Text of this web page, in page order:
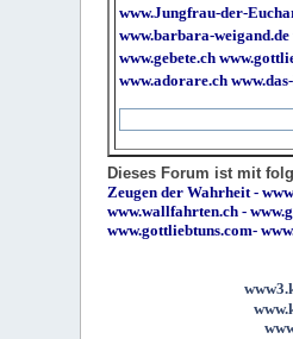
www.Jungfrau-der-
www.barbara-weigand.de
www.gebete.ch
www.adorare.ch
Dieses Forum ist mit
Zeugen der Wahrheit-
www.wallfahrten.ch -
www.gottliebtuns.com-